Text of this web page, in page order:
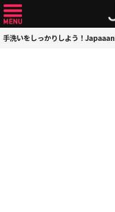
手洗いをしっかりしよう！Japaaan